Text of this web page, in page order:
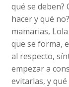
qué se deben?
hacer y qué
mamarias,
que se forma,
al respecto,
empezar a
evitarlas, y